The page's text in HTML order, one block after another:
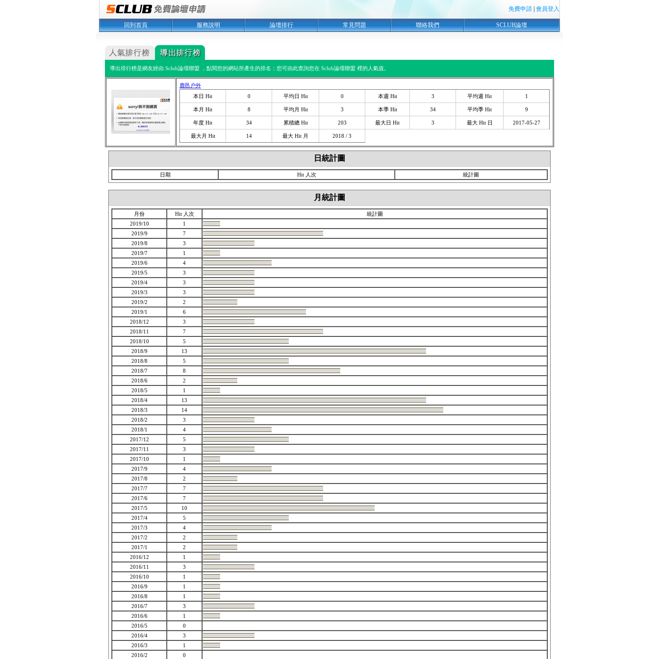
免費申請 會員登入
回到首頁 服務說明 論壇排行 常見問題 聯絡我們 SCLUB論壇
導出排行榜是網友經由 Sclub論壇聯盟 ，點閱您的網站所產生的排名；您可由此查詢您在 Sclub論壇聯盟 裡的人氣值。
鹿邑户外
本日 Hit
0 平均日 Hit 0 本週 Hit 3 平均週 Hit 1
本月 Hit 8 平均月 Hit 3 本季 Hit 34 平均季 Hit 9
年度 Hit 34 累積總 Hit 203 最大日 Hit 3 最大 Hit 日 2017-05-27
最大月 Hit 14 最大 Hit 月 2018 / 3
日統計圖
日期 Hit 人次 統計圖
月統計圖
月份 Hit 人次
統計圖
2019/10
1
2019/9
7
2019/8
3
2019/7
1
2019/6
4
2019/5
3
2019/4
3
2019/3
3
2019/2
2
2019/1
6
2018/12
3
2018/11
7
2018/10
5
2018/9
13
2018/8
5
2018/7
8
2018/6
2
2018/5
1
2018/4
13
2018/3
14
2018/2
3
2018/1
4
2017/12
5
2017/11
3
2017/10
1
2017/9
4
2017/8
2
2017/7
7
2017/6
7
2017/5
10
2017/4
5
2017/3
4
2017/2
2
2017/1
2
2016/12
1
2016/11
3
2016/10
1
2016/9
1
2016/8
1
2016/7
3
2016/6
1
2016/5
0
2016/4
3
2016/3
1
2016/2
0